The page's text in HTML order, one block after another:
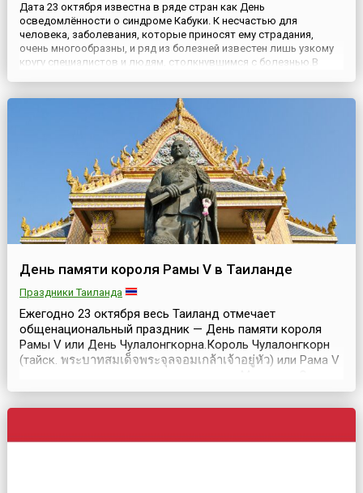
Дата 23 октября известна в ряде стран как День
осведомлённости о синдроме Кабуки. К несчастью для
человека, заболевания, которые приносят ему страдания,
очень многообразны, и ряд из болезней известен лишь узкому
кругу специалистов и людям, столкнувшимся с болезнью.В
День памяти короля Рамы V в Таиланде
Праздники Таиланда
Ежегодно 23 октября весь Таиланд отмечает
общенациональный праздник — День памяти короля
Рамы V или День Чулалонгкорна.Король Чулалонгкорн
(тайск. พระบาทสมเด็จพระจุลจอมเกล้าเจ้าอยู่หัว) или Рама V
родился 20 сентября 1853 года и был первым сыном
Королевы Рампхай Рамампирон (Тхепсириндры) и 9-ым